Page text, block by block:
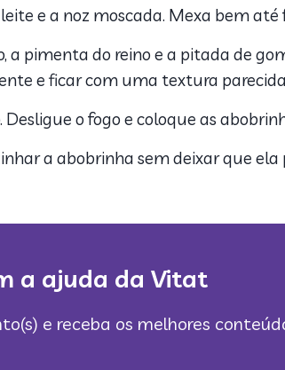
e a noz moscada. Mexa bem
a pimenta do reino e a pitada de
e ficar com uma textura
Desligue o fogo e coloque as
a abobrinha sem deixar que